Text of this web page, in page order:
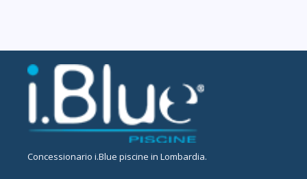
Concessionario i.Blue piscine in Lombardia.